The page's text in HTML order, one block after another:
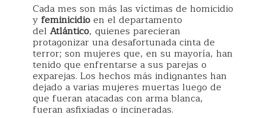
Cada mes son más las víctimas de homicidio
yfeminicidioen el departamento
del Atlántico, quienes parecieran
protagonizar una desafortunada cinta de
terror; son mujeres que, en su mayoría, han
tenido que enfrentarse a sus parejas o
exparejas. Los hechos más indignantes han
dejado a varias mujeres muertas luego de
que fueran atacadas con arma blanca,
fueran asfixiadas o incineradas.